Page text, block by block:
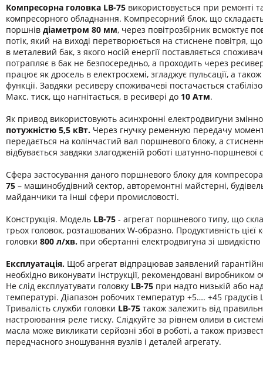
Компресорна головка LB-75 використовується при ремонті
компресорного обладнання. Компресорний блок, що
поршнів діаметром 80 мм, через повітрозбірник всмоктує
потік, який на виході перетворюється на стиснене повітря, що
в металевий бак, з якого носій енергії поставляється
потрапляє в бак не безпосередньо, а проходить через
працює як дросель в електросхемі, згладжує пульсації, а
функції. Завдяки ресиверу споживачеві постачається
Макс. тиск, що нагнітається, в ресивері до 10 Атм.
Як привод використовують асинхронні електродвигуни
потужністю 5,5 кВт. Через гнучку ременную передачу
передається на колінчастий вал поршневого блоку, а
відбувається завдяки злагодженій роботі шатунно-поршневої
Сфера застосування даного поршневого блоку для
75 – машинобудівний сектор, авторемонтні майстерні,
майданчики та інші сфери промисловості.
Конструкція. Модель LB-75 - агрегат поршневого типу, що
трьох головок, розташованих W-образно. Продуктивність цієї
головки 800 л/хв. при обертанні електродвигуна зі швидкістю
Експлуатація. Щоб агрегат відпрацював заявлений
необхідно виконувати інструкції, рекомендовані виробником
Не слід експлуатувати головку LB-75 при надто низькій або
температурі. Діапазон робочих температур +5…. +45 градусів
Тривалість служби головки LB-75 також залежить від
настроювання реле тиску. Слідкуйте за рівнем оливи в
масла може викликати серйозні збої в роботі, а також
передчасного зношування вузлів і деталей агрегату.